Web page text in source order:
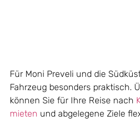
Für Moni Preveli und die
Fahrzeug besonders praktisch.
können Sie für Ihre Reise nach
mieten und abgelegene Ziele